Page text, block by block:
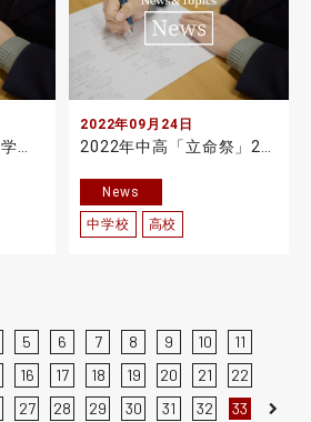
2022年度立命館高等学校体育祭を実施
2022年09月24日
2022年中高「立命祭」2日目を実施しました
News
中学校 高校
5 6 7 8 9 10
11
16 17 18 19 20 21
22
27 28 29 30 31 32
33
Next